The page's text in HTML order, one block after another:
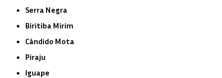
Serra Negra
Biritiba Mirim
Cândido Mota
Piraju
Iguape